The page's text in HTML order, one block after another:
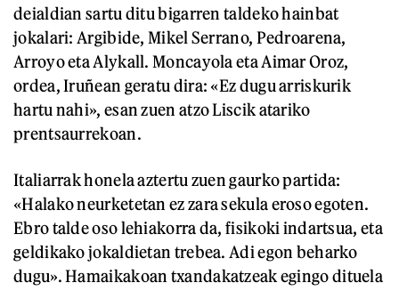
deialdian sartu ditu bigarren taldeko hainbat
jokalari: Argibide, Mikel Serrano, Pedroarena,
Arroyo eta Alykall. Moncayola eta Aimar Oroz,
ordea, Iruñean geratu dira: «Ez dugu arriskurik
hartu nahi», esan zuen atzo Liscik atariko
prentsaurrekoan.
Italiarrak honela aztertu zuen gaurko partida:
«Halako neurketetan ez zara sekula eroso egoten.
Ebro talde oso lehiakorra da, fisikoki indartsua, eta
geldikako jokaldietan trebea. Adi egon beharko
dugu». Hamaikakoan txandakatzeak egingo dituela